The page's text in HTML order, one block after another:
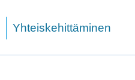
Yhteiskehittäminen